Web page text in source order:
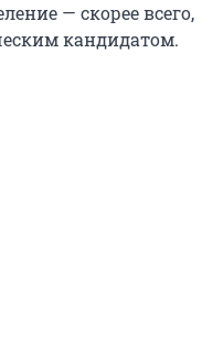
— скорее всего,
кандидатом.